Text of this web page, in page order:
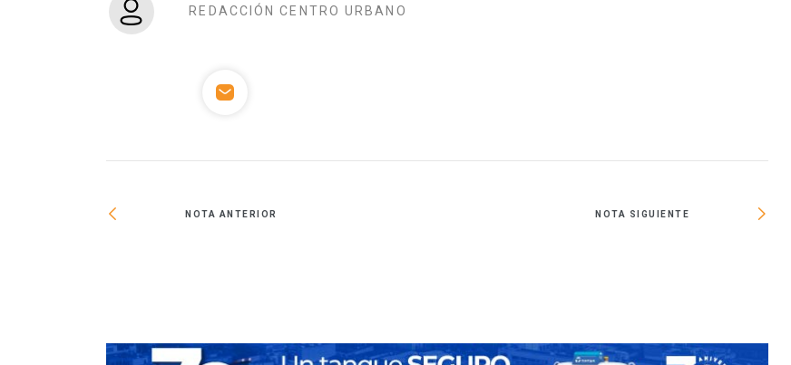
REDACCIÓN CENTRO URBANO
NOTA ANTERIOR NOTA SIGUIENTE